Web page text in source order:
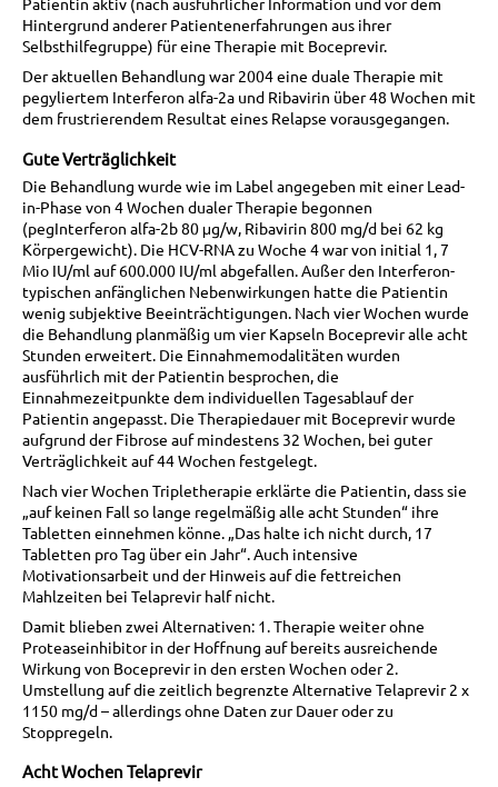
Hintergrund anderer Patientenerfahrungen aus ihrer
Selbsthilfegruppe) für eine Therapie mit Boceprevir.
Der aktuellen Behandlung war 2004 eine duale Therapie mit
pegyliertem Interferon alfa-2a und Ribavirin über 48 Wochen mit
dem frustrierendem Resultat eines Relapse vorausgegangen.
Gute Verträglichkeit
Die Behandlung wurde wie im Label angegeben mit einer Lead-
in-Phase von 4 Wochen dualer Therapie begonnen
(pegInterferon alfa-2b 80 μg/w, Ribavirin 800 mg/d bei 62 kg
Körpergewicht). Die HCV-RNA zu Woche 4 war von initial 1, 7
Mio IU/ml auf 600.000 IU/ml abgefallen. Außer den Interferon-
typischen anfänglichen Nebenwirkungen hatte die Patientin
wenig subjektive Beeinträchtigungen. Nach vier Wochen wurde
die Behandlung planmäßig um vier Kapseln Boceprevir alle acht
Stunden erweitert. Die Einnahmemodalitäten wurden
ausführlich mit der Patientin besprochen, die
Einnahmezeitpunkte dem individuellen Tagesablauf der
Patientin angepasst. Die Therapiedauer mit Boceprevir wurde
aufgrund der Fibrose auf mindestens 32 Wochen, bei guter
Verträglichkeit auf 44 Wochen festgelegt.
Nach vier Wochen Tripletherapie erklärte die Patientin, dass sie
„auf keinen Fall so lange regelmäßig alle acht Stunden“ ihre
Tabletten einnehmen könne. „Das halte ich nicht durch, 17
Tabletten pro Tag über ein Jahr“. Auch intensive
Motivationsarbeit und der Hinweis auf die fettreichen
Mahlzeiten bei Telaprevir half nicht.
Damit blieben zwei Alternativen: 1. Therapie weiter ohne
Proteaseinhibitor in der Hoffnung auf bereits ausreichende
Wirkung von Boceprevir in den ersten Wochen oder 2.
Umstellung auf die zeitlich begrenzte Alternative Telaprevir 2 x
1150 mg/d – allerdings ohne Daten zur Dauer oder zu
Stoppregeln.
Acht Wochen Telaprevir